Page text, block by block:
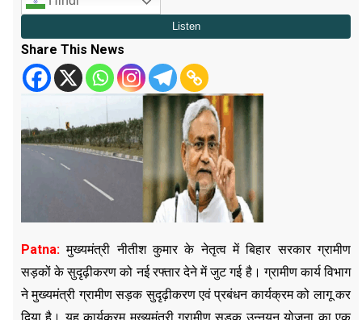
Share This News
Patna:मुख्यमंत्री नीतीश कुमार के नेतृत्व में बिहार सरकार ग्रामीण
सड़कों के सुदृढ़ीकरण को नई रफ्तार देने में जुट गई है। ग्रामीण कार्य विभाग
ने मुख्यमंत्री ग्रामीण सड़क सुदृढ़ीकरण एवं प्रबंधन कार्यक्रम को लागू कर